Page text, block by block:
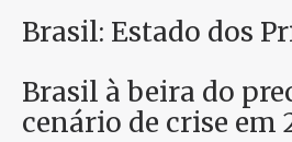
Brasil: Estado dos
Brasil à beira do
cenário de crise em